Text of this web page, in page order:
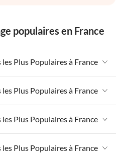
populaires en France
Plus Populaires à France
Ile de France
Plus Populaires à France
Ile de France
Plus Populaires à France
Plus Populaires à France